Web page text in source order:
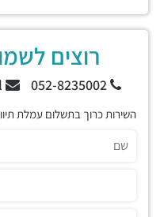
רוצים
052-8235002
השירות כרוך בתשלום עמלת